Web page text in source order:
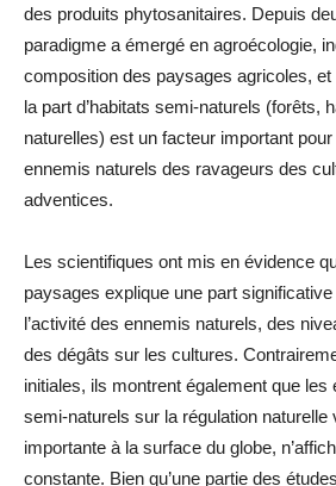
des produits phytosanitaires. Depuis
paradigme a émergé en agroécologie,
composition des paysages agricoles,
la part d’habitats semi-naturels (forêts,
naturelles) est un facteur important pour
ennemis naturels des ravageurs des
adventices.
Les scientifiques ont mis en évidence
paysages explique une part
l’activité des ennemis naturels, des
des dégâts sur les cultures.
initiales, ils montrent également que les
semi-naturels sur la régulation naturelle
importante à la surface du globe,
constante. Bien qu’une partie des